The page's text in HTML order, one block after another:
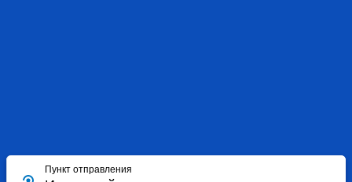
Пункт отправления